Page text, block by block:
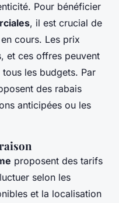
lecture
Pour bénéficier
, il est crucial de
cours. Les prix
et ces offres peuvent
tous les budgets. Par
des rabais
anticipées ou les
proposent des tarifs
selon les
et la localisation